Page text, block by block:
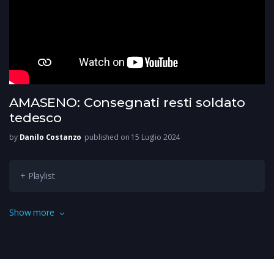
AMASENO: Consegnati resti soldato
tedesco
by Danilo Costanzo published on 15 Luglio 2024
+ Playlist
Saranno sepolti a Cassino nel cimitero militare Tedesco i resti
Show more